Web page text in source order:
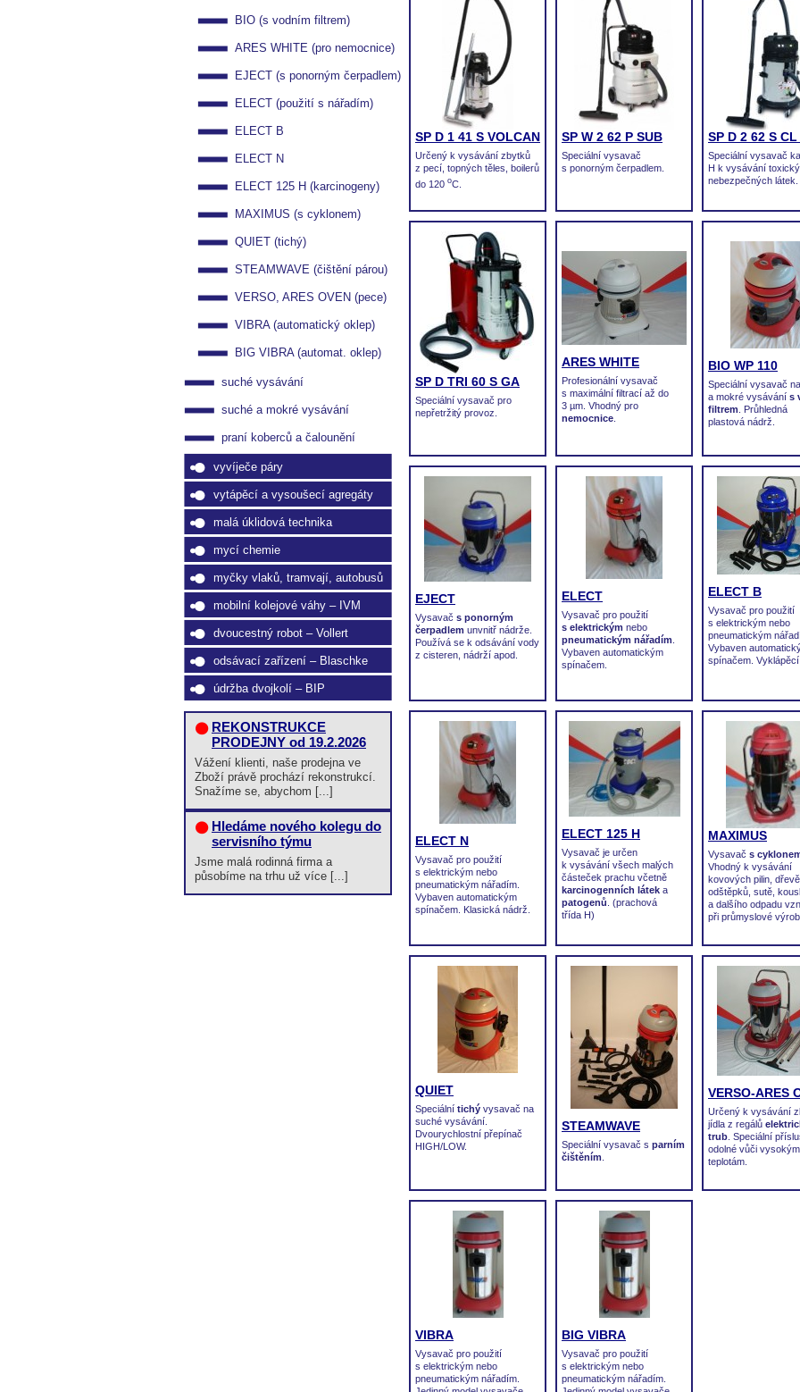
SP D 1 41 S VOLCAN
Určený k vysávání zbytků
z pecí, topných těles, boilerů
do 120 oC.
SP W 2 62 P SUB
Speciální vysavač
s ponorným čerpadlem.
SP D 2 62 S CL
Speciální vysavač
H k vysávání
nebezpečných látek.
SP D TRI 60 S GA
Speciální vysavač pro
nepřetržitý provoz.
ARES WHITE
Profesionální vysavač
s maximální filtrací až do
3 µm. Vhodný pro
nemocnice
BIO WP 110
Speciální vysavač
a mokré vysávání s
filtrem . Průhledná
plastová nádrž.
EJECT
Vysavač s ponorným
čerpadlem unvnitř nádrže.
Používá se k odsávání vody
z cisteren, nádrží apod.
ELECT
Vysavač pro použití
s elektrickým nebo
pneumatickým nářadím
Vybaven automatickým
spínačem.
ELECT B
Vysavač pro použití
s elektrickým nebo
pneumatickým
Vybaven
spínačem. Vyklápěcí
ELECT N
Vysavač pro použití
s elektrickým nebo
pneumatickým nářadím.
Vybaven automatickým
spínačem. Klasická nádrž.
ELECT 125 H
Vysavač je určen
k vysávání všech malých
částeček prachu včetně
karcinogenních látek a
patogenů . (prachová
třída H)
MAXIMUS
Vysavač s
Vhodný k vysávání
kovových pilin,
odštěpků, sutě,
a dalšího odpadu
při průmyslové
QUIET
Speciální tichý vysavač na
suché vysávání.
Dvourychlostní přepínač
HIGH/LOW.
STEAMWAVE
Speciální vysavač s parním
čištěním
VERSO-ARES
Určený k vysávání
jídla z regálů
trub . Speciální
odolné vůči vysokým
teplotám.
VIBRA
Vysavač pro použití
s elektrickým nebo
pneumatickým nářadím.
BIG VIBRA
Vysavač pro použití
s elektrickým nebo
pneumatickým nářadím.
BIO (s vodním filtrem)
ARES WHITE (pro nemocnice)
EJECT (s ponorným čerpadlem)
ELECT (použití s nářadím)
ELECT B
ELECT N
ELECT 125 H (karcinogeny)
MAXIMUS (s cyklonem)
QUIET (tichý)
STEAMWAVE (čištění párou)
VERSO, ARES OVEN (pece)
VIBRA (automatický oklep)
BIG VIBRA (automat. oklep)
suché vysávání
suché a mokré vysávání
praní koberců a čalounění
vyvíječe páry
vytápěcí a vysoušecí agregáty
malá úklidová technika
mycí chemie
myčky vlaků, tramvají, autobusů
mobilní kolejové váhy – IVM
dvoucestný robot – Vollert
odsávací zařízení – Blaschke
údržba dvojkolí – BIP
REKONSTRUKCE
PRODEJNY od 19.2.2026
Vážení klienti, naše prodejna ve
Zboží právě prochází rekonstrukcí.
Snažíme se, abychom [...]
Hledáme nového kolegu do
servisního týmu
Jsme malá rodinná firma a
působíme na trhu už více [...]